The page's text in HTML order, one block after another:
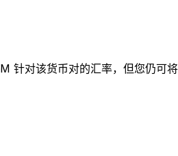
针对该货币对的汇率，但您仍可